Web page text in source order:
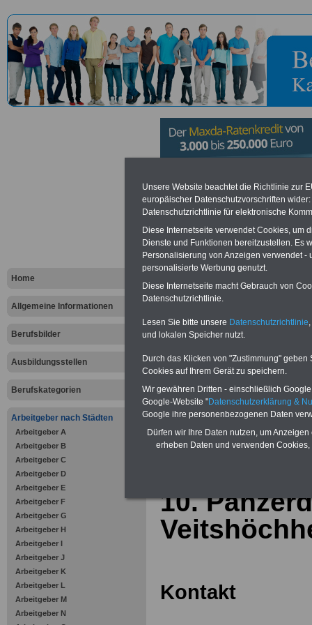
Home
Allgemeine Informationen
Berufsbilder
Ausbildungsstellen
Berufskategorien
Arbeitgeber nach Städten
Arbeitgeber A
Arbeitgeber B
Arbeitgeber C
Arbeitgeber D
Arbeitgeber E
Arbeitgeber F
Arbeitgeber G
Arbeitgeber H
Arbeitgeber I
Arbeitgeber J
Arbeitgeber K
Arbeitgeber L
Arbeitgeber M
Arbeitgeber N
10.
Vorteile für den öffentlichen
Vergleichen und sparen
Bausparen schon ab 16 Jahren
Berufsunfähigkeitsabsicherung
Online-Vergleich Gesetzliche
Krankenkassen
Krankenversicherung
zurück zur
10.
Kontakt
Unsere Website beachtet die Richtlinie zur
europäischer Datenschutzvorschriften
Datenschutzrichtlinie für elektronische
Diese Internetseite verwendet Cookies, um
Dienste und Funktionen bereitzustellen. Es
Personalisierung von Anzeigen verwendet
personalisierte Werbung genutzt.
Diese Internetseite macht Gebrauch von
Datenschutzrichtlinie.
Lesen Sie bitte unsere Datenschutzrichtlinie
und lokalen Speicher nutzt.
Durch das Klicken von "Zustimmung"
Cookies auf Ihrem Gerät zu speichern.
Wir gewähren Dritten - einschließlich
Google-Website "Datenschutzerklärung &
Google ihre personenbezogenen Daten
Dürfen wir Ihre Daten nutzen, um
erheben Daten und verwenden